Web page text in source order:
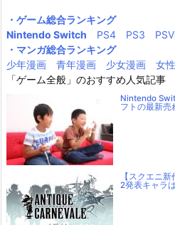
・ゲーム総合ランキング
Nintendo Switch
PS4 PS3
・マンガ総合ランキング
少年漫画
青年漫画 少女漫画
女
「ゲーム全般」のおすすめ人気記事
Nintendo
フトの最新売
【スクエニ
2発表キャラ